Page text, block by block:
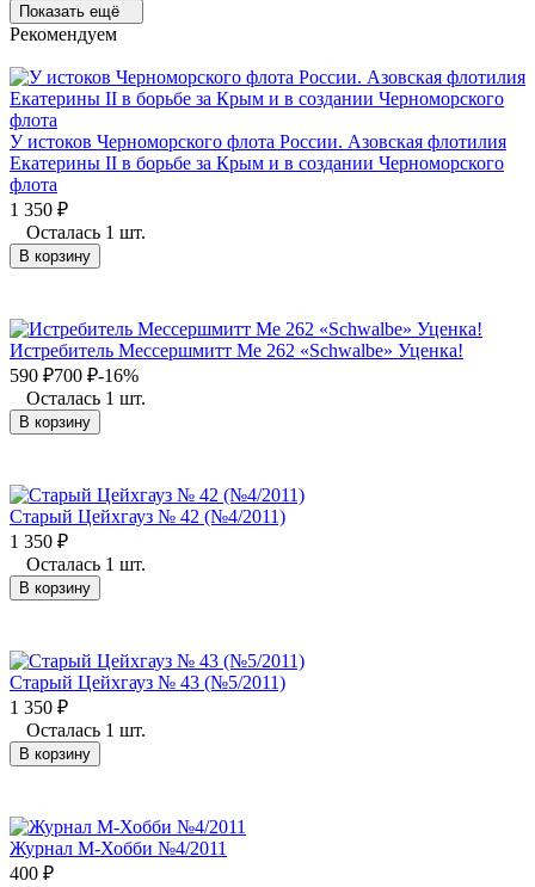
Показать ещё
Рекомендуем
У истоков Черноморского флота России. Азовская флотилия
Екатерины II в борьбе за Крым и в создании Черноморского
флота
1 350 ₽
Осталась 1 шт.
В корзину
Истребитель Мессершмитт Me 262 «Schwalbe» Уценка!
590 ₽700 ₽-16%
Осталась 1 шт.
В корзину
Старый Цейхгауз № 42 (№4/2011)
1 350 ₽
Осталась 1 шт.
В корзину
Старый Цейхгауз № 43 (№5/2011)
1 350 ₽
Осталась 1 шт.
В корзину
Журнал М-Хобби №4/2011
400 ₽